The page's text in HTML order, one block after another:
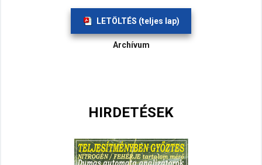
LETÖLTÉS (teljes lap)
Archívum
HIRDETÉSEK